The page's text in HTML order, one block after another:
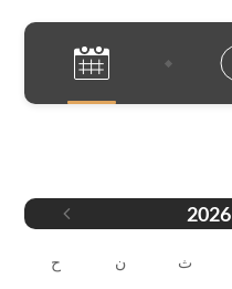
2026
ح ن ث